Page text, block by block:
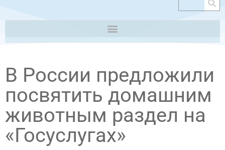
В России предложили
посвятить домашним
животным раздел на
«Госуслугах»